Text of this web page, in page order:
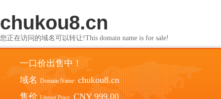
chukou8.cn
您正在访问的域名可以转让!This domain name is for sale!
一口价出售中！
域名 Domain Name: chukou8.cn
售价 Listing Price: CNY 999.00